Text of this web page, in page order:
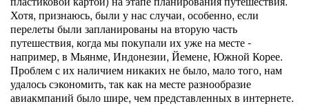
Хотя, признаюсь, были у нас случаи, особенно, если
перелеты были запланированы на вторую часть
путешествия, когда мы покупали их уже на месте -
например, в Мьянме, Индонезии, Йемене, Южной Корее.
Проблем с их наличием никаких не было, мало того, нам
удалось сэкономить, так как на месте разнообразие
авиакмпаний было шире, чем представленных в интернете.